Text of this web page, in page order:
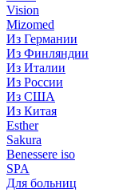
Vision
Mizomed
Из Германии
Из Финляндии
Из Италии
Из России
Из США
Из Китая
Esther
Sakura
Benessere iso
SPA
Для больниц